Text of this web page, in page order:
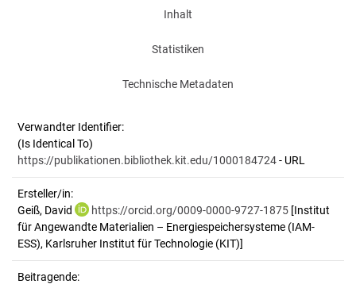
Inhalt
Statistiken
Technische Metadaten
Verwandter Identifier:
(Is Identical To)
https://publikationen.bibliothek.kit.edu/1000184724- URL
Ersteller/in:
Geiß, David
https://orcid.org/0009-0000-9727-1875 [Institut
für Angewandte Materialien – Energiespeichersysteme (IAM-
ESS), Karlsruher Institut für Technologie (KIT)]
Beitragende: